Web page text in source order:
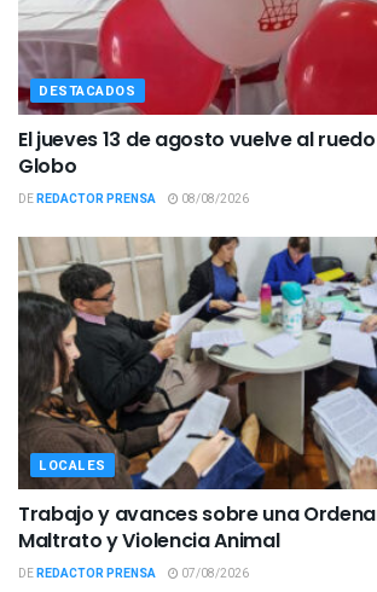
DESTACADOS
El jueves 13 de agosto vuelve al
Globo
DEREDACTOR PRENSA 08/08/2026
LOCALES
Trabajo y avances sobre una
Maltrato y Violencia Animal
DEREDACTOR PRENSA 07/08/2026